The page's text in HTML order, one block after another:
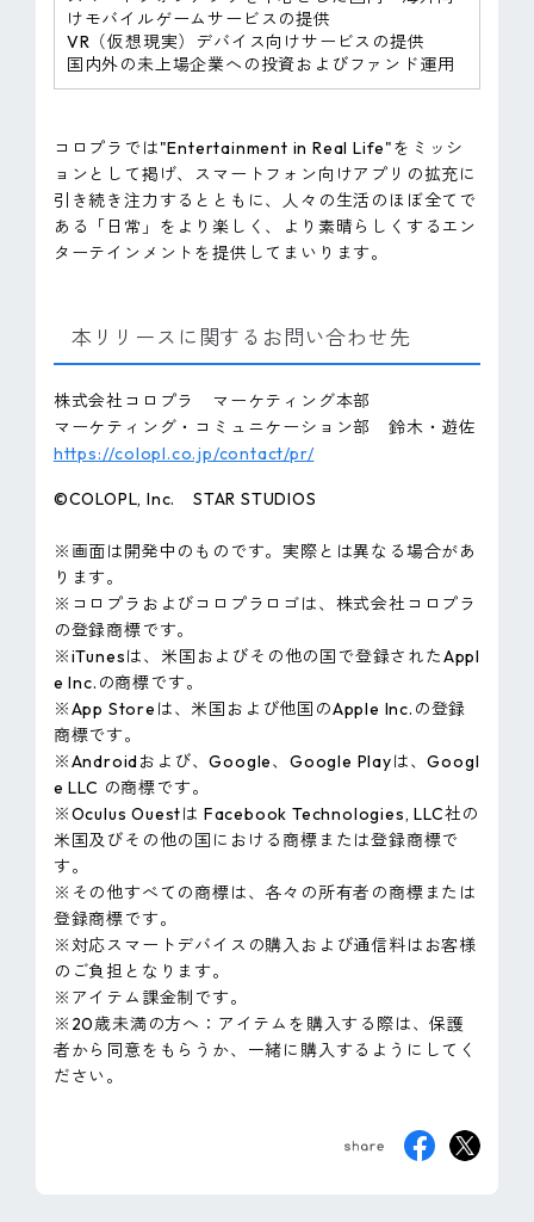
けモバイルゲームサービスの提供
VR（仮想現実）デバイス向けサービスの提供
国内外の未上場企業への投資およびファンド運用
コロプラでは"Entertainment in Real Life"をミッシ
ョンとして掲げ、スマートフォン向けアプリの拡充に
引き続き注力するとともに、人々の生活のほぼ全てで
ある「日常」をより楽しく、より素晴らしくするエン
ターテインメントを提供してまいります。
本リリースに関するお問い合わせ先
株式会社コロプラ マーケティング本部
マーケティング・コミュニケーション部 鈴木・遊佐
https://colopl.co.jp/contact/pr/
©COLOPL, Inc. STAR STUDIOS
※画面は開発中のものです。実際とは異なる場合があ
ります。
※コロプラおよびコロプラロゴは、株式会社コロプラ
の登録商標です。
※iTunesは、米国およびその他の国で登録されたAppl
e Inc.の商標です。
※App Storeは、米国および他国のApple Inc.の登録
商標です。
※Androidおよび、Google、Google Playは、Googl
e LLC の商標です。
※Oculus Ouestは Facebook Technologies, LLC社の
米国及びその他の国における商標または登録商標で
す。
※その他すべての商標は、各々の所有者の商標または
登録商標です。
※対応スマートデバイスの購入および通信料はお客様
のご負担となります。
※アイテム課金制です。
※20歳未満の方へ：アイテムを購入する際は、保護
者から同意をもらうか、一緒に購入するようにしてく
ださい。